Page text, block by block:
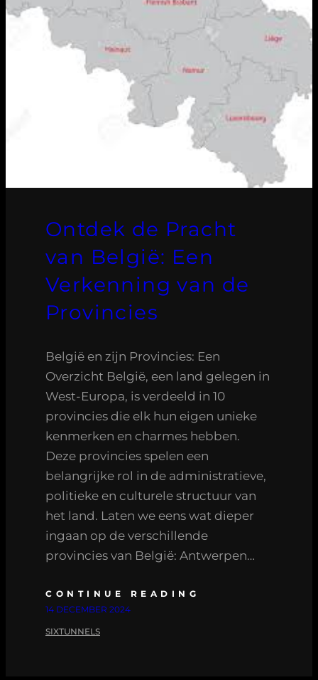
Ontdek de Pracht
van België: Een
Verkenning van de
Provincies
België en zijn Provincies: Een
Overzicht België, een land gelegen in
West-Europa, is verdeeld in 10
provincies die elk hun eigen unieke
kenmerken en charmes hebben.
Deze provincies spelen een
belangrijke rol in de administratieve,
politieke en culturele structuur van
het land. Laten we eens wat dieper
ingaan op de verschillende
provincies van België: Antwerpen…
CONTINUE READING
14 DECEMBER 2024
SIXTUNNELS